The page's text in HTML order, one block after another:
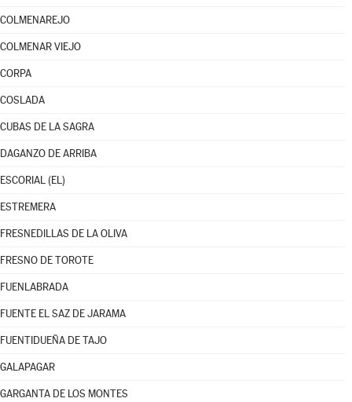
COLMENAREJO
COLMENAR VIEJO
CORPA
COSLADA
CUBAS DE LA SAGRA
DAGANZO DE ARRIBA
ESCORIAL (EL)
ESTREMERA
FRESNEDILLAS DE LA OLIVA
FRESNO DE TOROTE
FUENLABRADA
FUENTE EL SAZ DE JARAMA
FUENTIDUEÑA DE TAJO
GALAPAGAR
GARGANTA DE LOS MONTES